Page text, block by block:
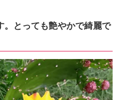
。とっても艶やかで綺麗で